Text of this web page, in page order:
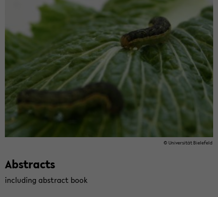
© Uni­ver­sität Biele­feld
Ab­stracts
in­clud­ing ab­stract book